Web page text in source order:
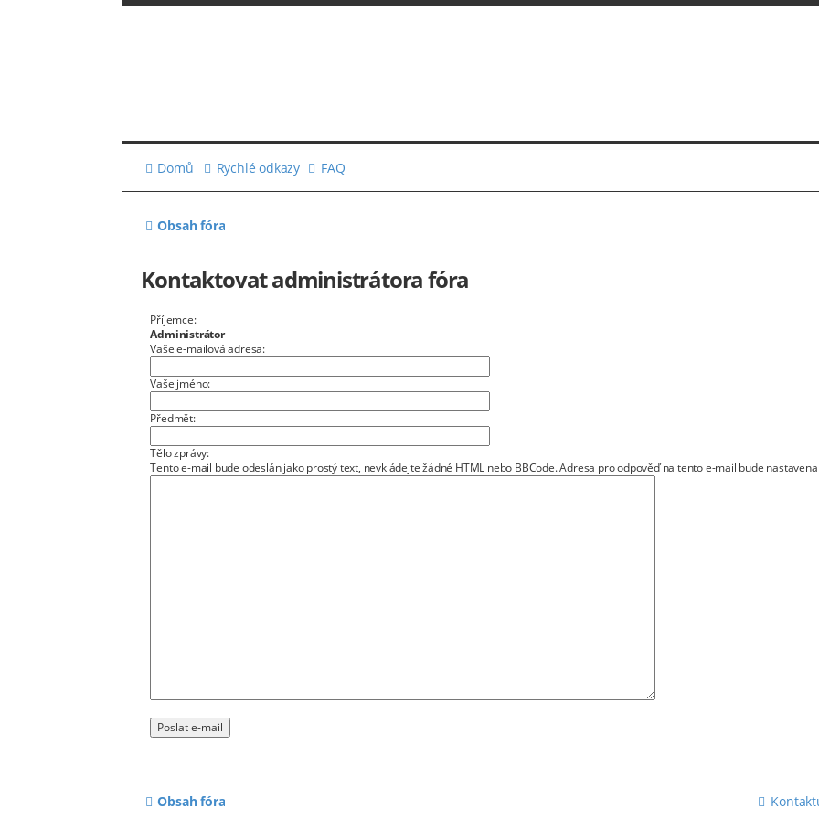
Domů Rychlé odkazy FAQ
Obsah fóra
Kontaktovat administrátora fóra
Příjemce:
Administrátor
Vaše e-mailová adresa:
Vaše jméno:
Předmět:
Tělo zprávy:
Tento e-mail bude odeslán jako prostý text, nevkládejte žádné HTML nebo BBCode. Adresa pro odpověď na tento e-mail bude
Obsah fóra